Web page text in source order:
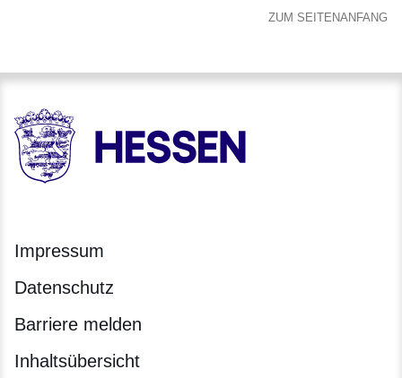
ZUM SEITENANFANG
HESSEN - Hessische Landesregierung
Impressum
Datenschutz
Barriere melden
Inhaltsübersicht